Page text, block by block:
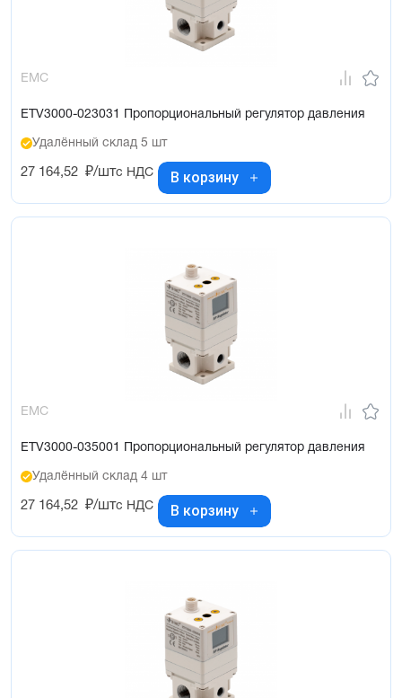
EMC
ETV3000-023031 Пропорциональный регулятор давления
Удалённый склад 5 шт
27 164,52 ₽/штс НДС В корзину
EMC
ETV3000-035001 Пропорциональный регулятор давления
Удалённый склад 4 шт
27 164,52 ₽/штс НДС В корзину